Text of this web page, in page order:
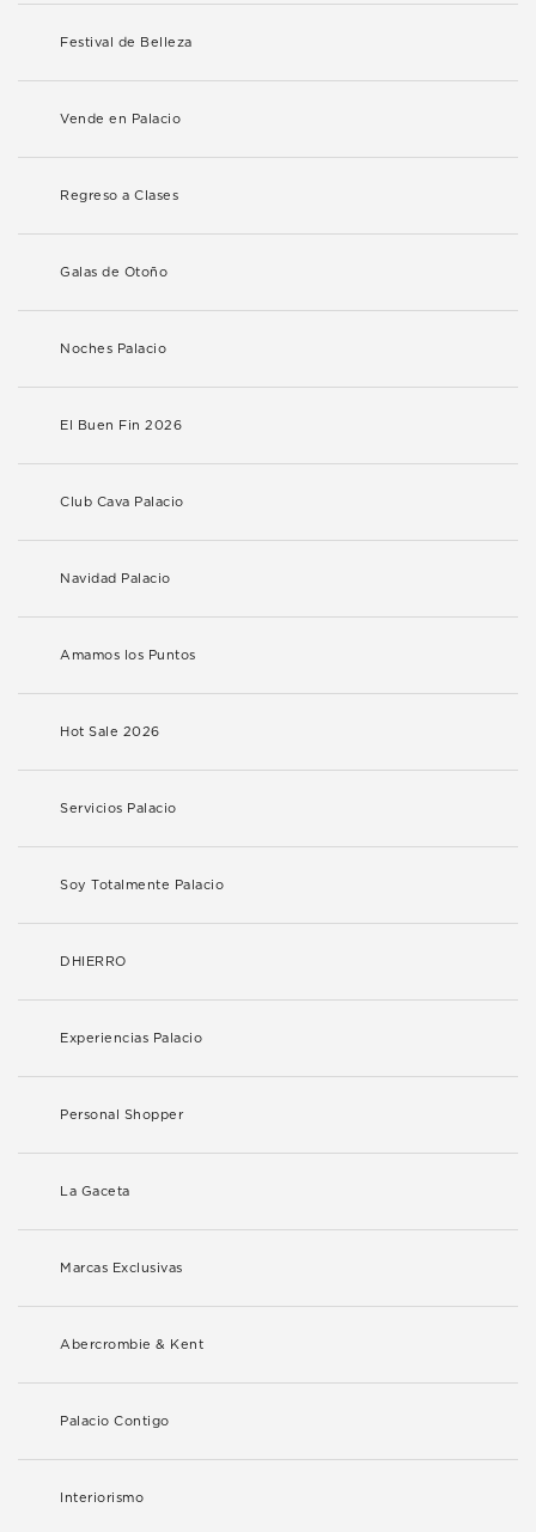
Festival de Belleza
Vende en Palacio
Regreso a Clases
Galas de Otoño
Noches Palacio
El Buen Fin 2026
Club Cava Palacio
Navidad Palacio
Amamos los Puntos
Hot Sale 2026
Servicios Palacio
Soy Totalmente Palacio
DHIERRO
Experiencias Palacio
Personal Shopper
La Gaceta
Marcas Exclusivas
Abercrombie & Kent
Palacio Contigo
Interiorismo